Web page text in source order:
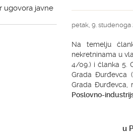
ugovora javne
petak, 9. studenoga
Na temelju
nekretninama u
4/09.) i članka 5.
Grada Đurđevca
Grada Đurđevca,
Poslovno-
u